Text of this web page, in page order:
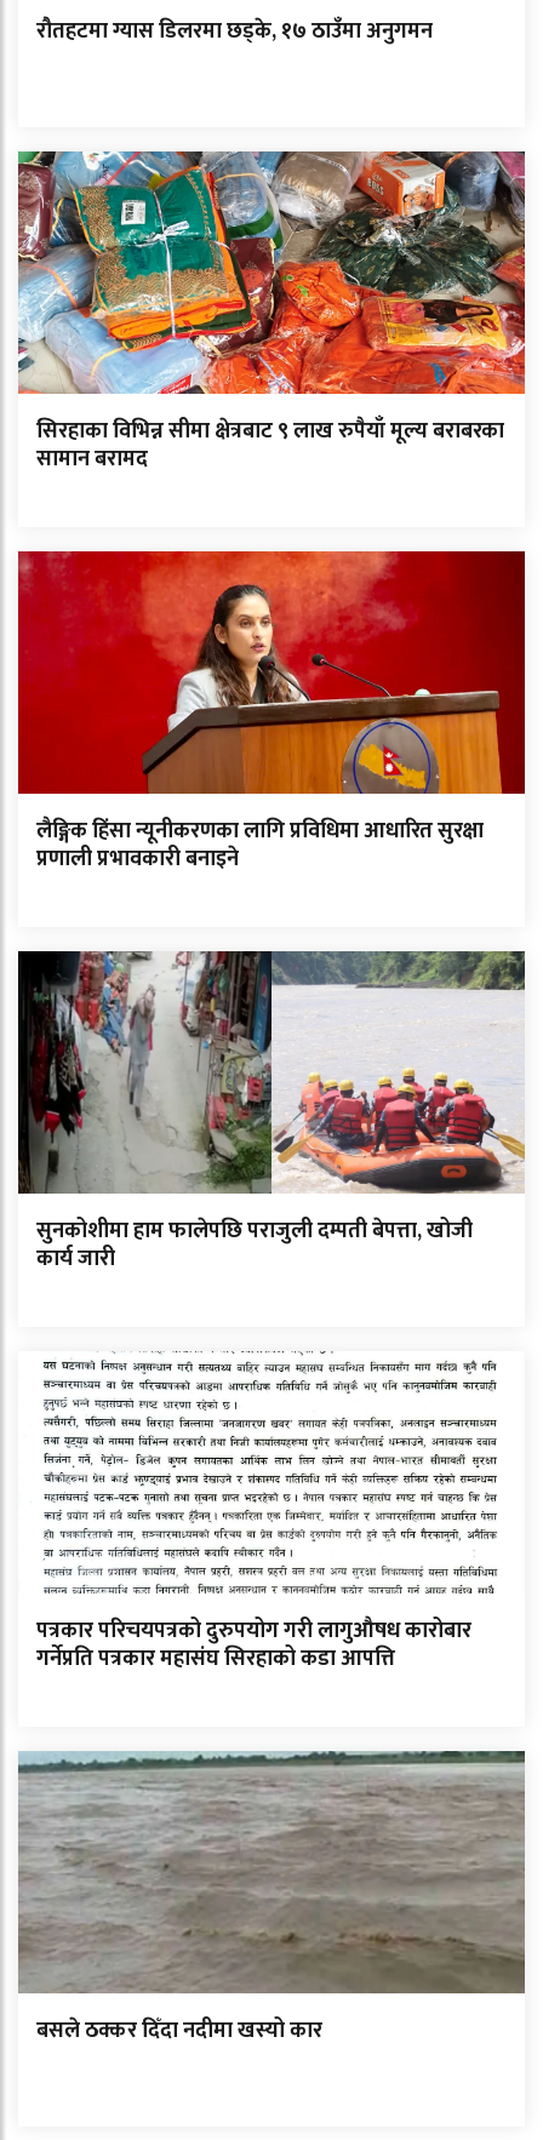
रौतहटमा ग्यास डिलरमा छड्के, १७ ठाउँमा अनुगमन
सिरहाका विभिन्न सीमा क्षेत्रबाट ९ लाख रुपैयाँ मूल्य बराबरका
सामान बरामद
लैङ्गिक हिंसा न्यूनीकरणका लागि प्रविधिमा आधारित सुरक्षा
प्रणाली प्रभावकारी बनाइने
सुनकोशीमा हाम फालेपछि पराजुली दम्पती बेपत्ता, खोजी
कार्य जारी
पत्रकार परिचयपत्रको दुरुपयोग गरी लागुऔषध कारोबार
गर्नेप्रति पत्रकार महासंघ सिरहाको कडा आपत्ति
बसले ठक्कर दिँदा नदीमा खस्यो कार